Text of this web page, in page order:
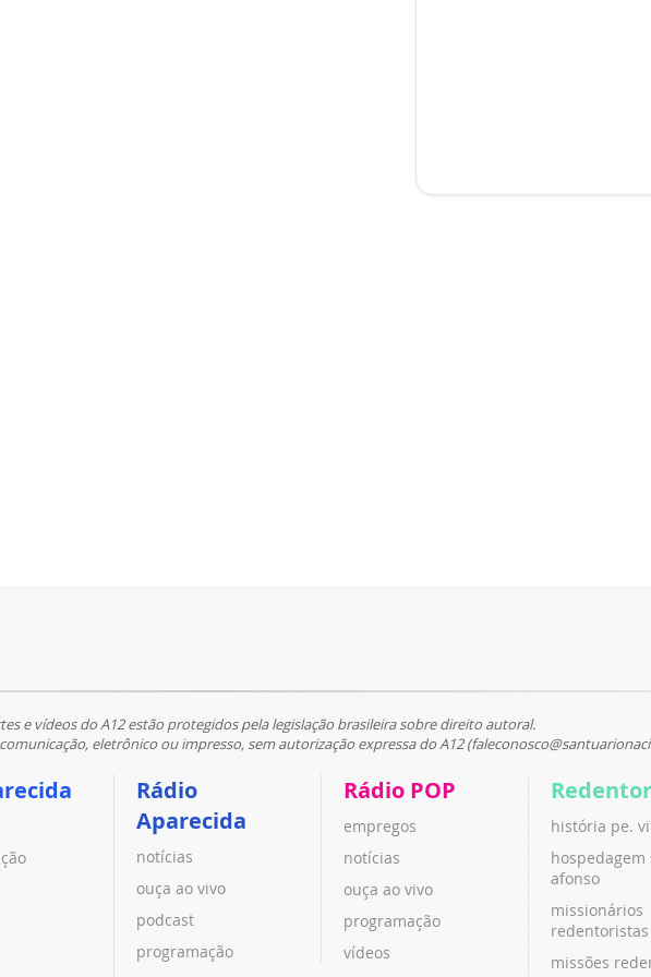
e vídeos do A12 estão protegidos pela legislação brasileira sobre direito autoral.
eletrônico ou impresso, sem autorização expressa do A12
Rádio
Aparecida
notícias
ouça ao vivo
podcast
programação
Rádio POP
empregos
notícias
ouça ao vivo
programação
vídeos
história pe.
hospedagem
afonso
missionários
redentoristas
missões